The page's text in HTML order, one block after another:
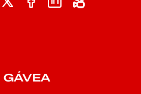
GÁVEA